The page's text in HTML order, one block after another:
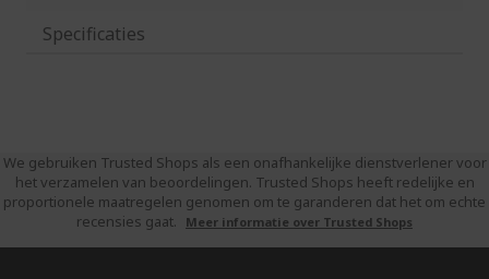
Specificaties
We gebruiken Trusted Shops als een onafhankelijke dienstverlener voor
het verzamelen van beoordelingen. Trusted Shops heeft redelijke en
proportionele maatregelen genomen om te garanderen dat het om echte
recensies gaat.
Meer informatie over Trusted Shops